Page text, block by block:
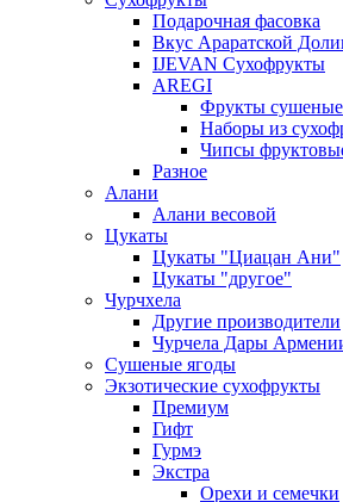
Подарочная фасовка
Вкус Араратской
IJEVAN Сухофрукты
AREGI
Фрукты сушеные
Наборы из
Чипсы
Разное
Алани
Алани весовой
Цукаты
Цукаты "Циацан Ани"
Цукаты "другое"
Чурчхела
Другие производители
Чурчела Дары
Сушеные ягоды
Экзотические сухофрукты
Премиум
Гифт
Гурмэ
Экстра
Орехи и семечки